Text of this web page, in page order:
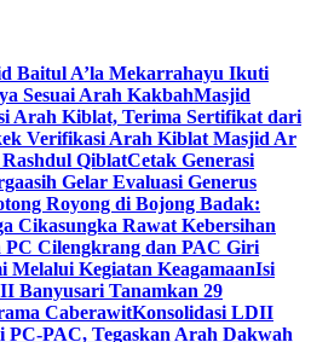
Baitul A’la Mekarrahayu Ikuti
Sesuai Arah KakbahMasjid
Arah Kiblat, Terima Sertifikat dari
Verifikasi Arah Kiblat Masjid Ar
QiblatCetak Generasi
Gelar Evaluasi Generus
Royong di Bojong Badak:
Cikasungka Rawat Kebersihan
PC Cilengkrang dan PAC Giri
Kegiatan KeagamaanIsi
Banyusari Tanamkan 29
CaberawitKonsolidasi LDII
PC-PAC, Tegaskan Arah Dakwah